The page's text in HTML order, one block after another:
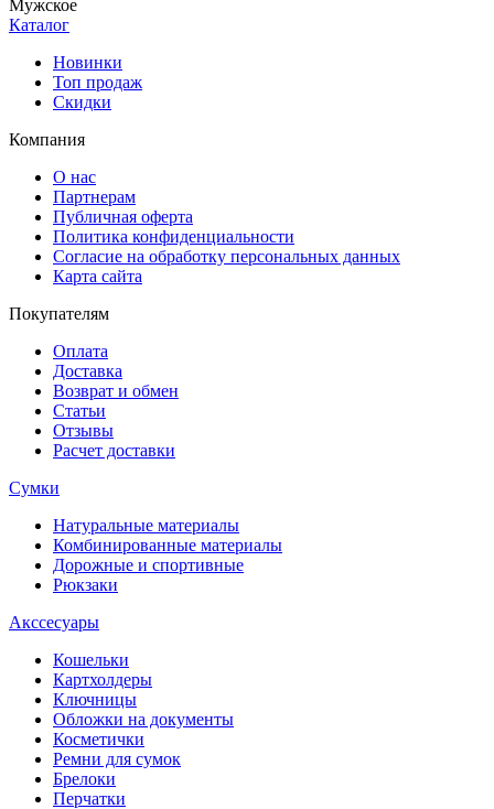
Мужское
Каталог
Новинки
Топ продаж
Скидки
Компания
О нас
Партнерам
Публичная оферта
Политика конфиденциальности
Согласие на обработку персональных данных
Карта сайта
Покупателям
Оплата
Доставка
Возврат и обмен
Статьи
Отзывы
Расчет доставки
Сумки
Натуральные материалы
Комбинированные материалы
Дорожные и спортивные
Рюкзаки
Акссесуары
Кошельки
Картхолдеры
Ключницы
Обложки на документы
Косметички
Ремни для сумок
Брелоки
Перчатки